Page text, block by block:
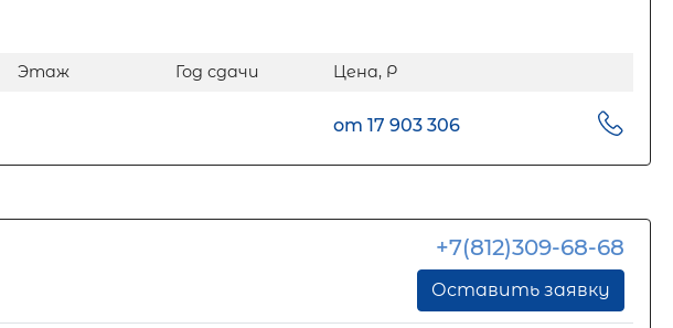
Этаж Год сдачи Цена, Р
от 17 903 306
+7(812)309-68-68
Оставить заявку